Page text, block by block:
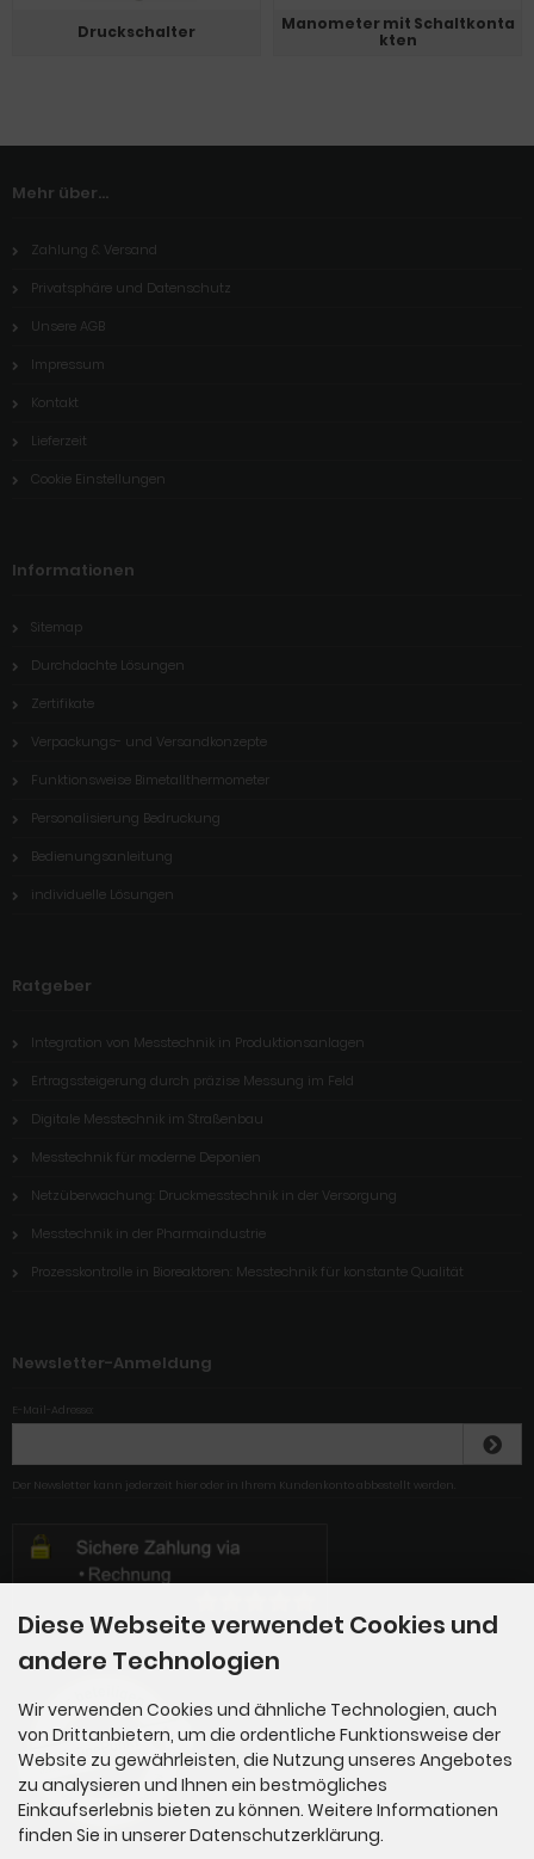
Druckschalter
Manometer mit Schaltkonta
kten
Mehr über...
Zahlung & Versand
Privatsphäre und Datenschutz
Unsere AGB
Impressum
Kontakt
Lieferzeit
Cookie Einstellungen
Informationen
Sitemap
Durchdachte Lösungen
Zertifikate
Verpackungs- und Versandkonzepte
Funktionsweise Bimetallthermometer
Personalisierung Bedruckung
Bedienungsanleitung
individuelle Lösungen
Ratgeber
Integration von Messtechnik in Produktionsanlagen
Ertragssteigerung durch präzise Messung im Feld
Digitale Messtechnik im Straßenbau
Messtechnik für moderne Deponien
Netzüberwachung: Druckmesstechnik in der Versorgung
Messtechnik in der Pharmaindustrie
Prozesskontrolle in Bioreaktoren: Messtechnik für konstante Qualität
Newsletter-Anmeldung
E-Mail-Adresse:
Der Newsletter kann jederzeit hier oder in Ihrem Kundenkonto abbestellt werden.
Diese Webseite verwendet Cookies und
andere Technologien
Wir verwenden Cookies und ähnliche Technologien, auch
von Drittanbietern, um die ordentliche Funktionsweise der
Website zu gewährleisten, die Nutzung unseres Angebotes
zu analysieren und Ihnen ein bestmögliches
Einkaufserlebnis bieten zu können. Weitere Informationen
finden Sie in unserer Datenschutzerklärung.